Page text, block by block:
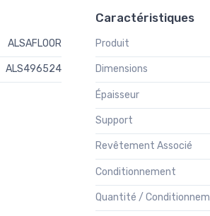
ALSAFLOOR
ALS496524
Caractéristiques
Produit
Dimensions
Épaisseur
Support
Revêtement Associé
Conditionnement
Quantité /